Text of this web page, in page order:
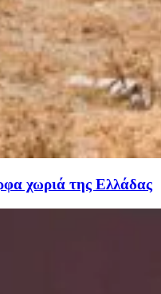
χωριά της Ελλάδας